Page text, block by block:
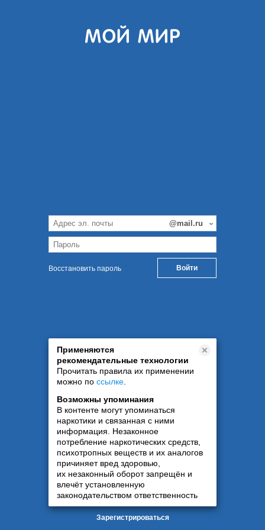
Восстановить пароль
Применяются
рекомендательные технологии
Прочитать правила их применении
можно по ссылке
Возможны упоминания
В контенте могут упоминаться
наркотики и связанная с ними
информация. Незаконное
потребление наркотических средств,
психотропных веществ и их аналогов
причиняет вред здоровью,
их незаконный оборот запрещён и
влечёт установленную
законодательством ответственность
Зарегистрироваться